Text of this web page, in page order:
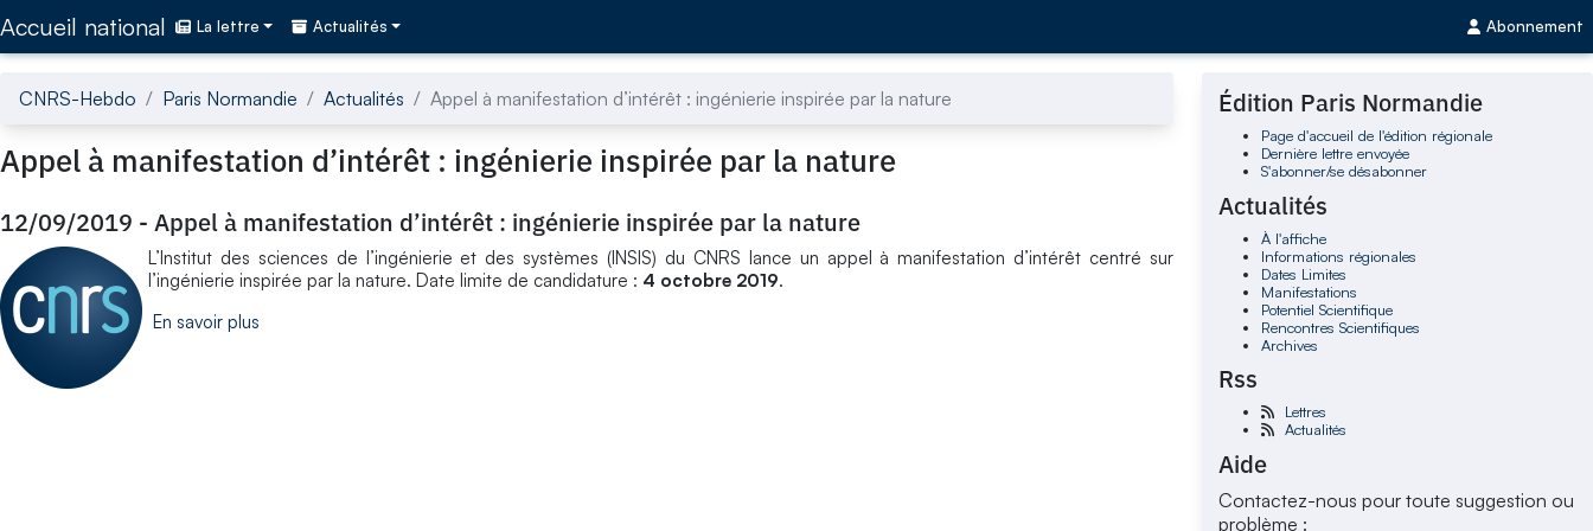
Accueil national La lettre Actualités Abonnement
CNRS-Hebdo Paris Normandie Actualités Appel à manifestation d’intérêt : ingénierie inspirée par la nature
Appel à manifestation d’intérêt : ingénierie inspirée par la nature
12/09/2019 - Appel à manifestation d’intérêt : ingénierie inspirée par la nature
L’Institut des sciences de l’ingénierie et des systèmes (INSIS) du CNRS lance un appel à manifestation d’intérêt centré sur
l’ingénierie inspirée par la nature. Date limite de candidature : 4 octobre 2019.
En savoir plus
Édition Paris Normandie
Page d'accueil de l'édition régionale
Dernière lettre envoyée
S'abonner/se désabonner
Actualités
À l'affiche
Informations régionales
Dates Limites
Manifestations
Potentiel Scientifique
Rencontres Scientifiques
Archives
Rss
Lettres
Actualités
Aide
Contactez-nous pour toute suggestion ou
problème :